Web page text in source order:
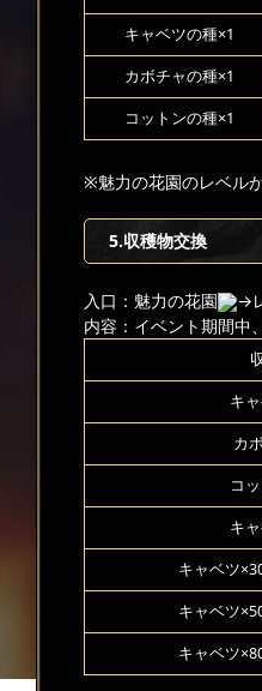
キャベツの種×1
カボチャの種×1
コットンの種×1
※魅力の花園のレベル
5.収穫物交換
入口：魅力の花園
→
内容：イベント期間中
キ
カ
コ
キ
キャベツ
キャベツ
キャベツ